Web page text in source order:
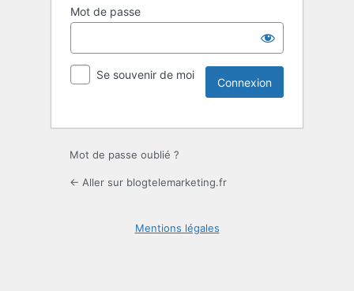
Mot de passe
Se souvenir de moi
Mot de passe oublié ?
← Aller sur blogtelemarketing.fr
Mentions légales